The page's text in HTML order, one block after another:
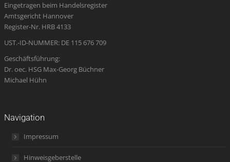
new
window
new
window
new
window
in
new
new
Eingetragen beim Handelsregister
Amtsgericht Hannover
Register-Nr. HRB 4133
UST.-ID-NUMMER: DE 115 676 709
Geschäftsführung:
Dr. oec. HSG Max-Georg Büchner
Michael Hühn
Navigation
Impressum
Hinweisgeberstelle